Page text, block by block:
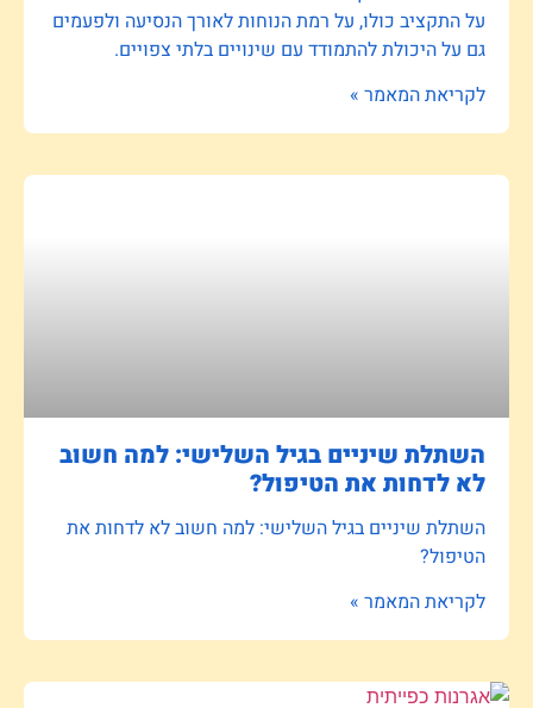
על התקציב כולו, על רמת הנוחות לאורך הנסיעה ולפעמים
גם על היכולת להתמודד עם שינויים בלתי צפויים.
לקריאת המאמר »
השתלת שיניים בגיל השלישי: למה חשוב
לא לדחות את הטיפול?
השתלת שיניים בגיל השלישי: למה חשוב לא לדחות את
הטיפול?
לקריאת המאמר »